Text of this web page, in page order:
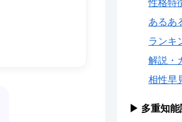
性格特
あるあ
ランキ
解説・
相性早
▶ 多重知能